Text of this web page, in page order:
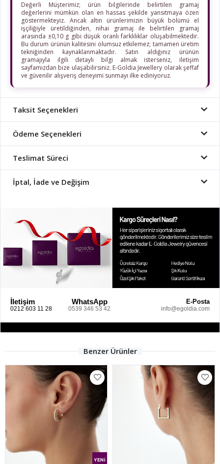
Değerli Müşterimiz; ürün bilgilerinde belirtilen gramaj
değerlerini mümkün olan en hassas şekilde yansıtmaya özen
göstermekteyiz. Ancak altın ürünlerimizin büyük bölümü el
işçiliğiyle üretildiğinden, nihai gramaj ile belirtilen gramaj
arasında ±0,10 g gibi düşük oranlı farklılıklar oluşabilmektedir.
Bu durum ürünün kalitesini olumsuz etkilemez; tamamen üretim
tekniğinden kaynaklanmaktadır. Satın aldığınız ürünün
gramajıyla ilgili detaylı bilgi almak isterseniz, iletişim
sayfamızdan bize ulaşabilirsiniz. E-Goldia Jewellery olarak şeffaf
ve güvenilir alışveriş deneyimi sunmayı ilke ediniyoruz.
Taksit Seçenekleri
Ödeme Seçenekleri
Teslimat Süreci
İptal, İade ve Değişim
İletişim
0212 603 11 28
WhatsApp
0539 346 53 42
E-Posta
info@egoldia.com
Benzer Ürünler